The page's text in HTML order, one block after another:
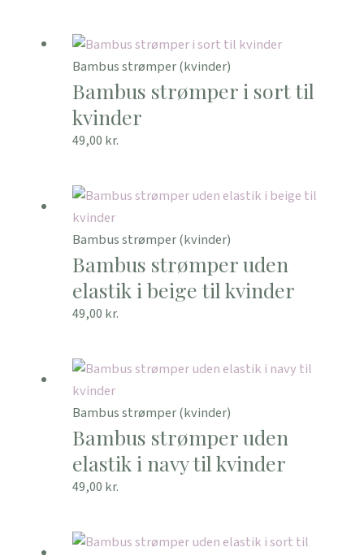
Bambus strømper (kvinder)
Bambus strømper i sort til
kvinder
49,00 kr.
Bambus strømper (kvinder)
Bambus strømper uden
elastik i beige til kvinder
49,00 kr.
Bambus strømper (kvinder)
Bambus strømper uden
elastik i navy til kvinder
49,00 kr.